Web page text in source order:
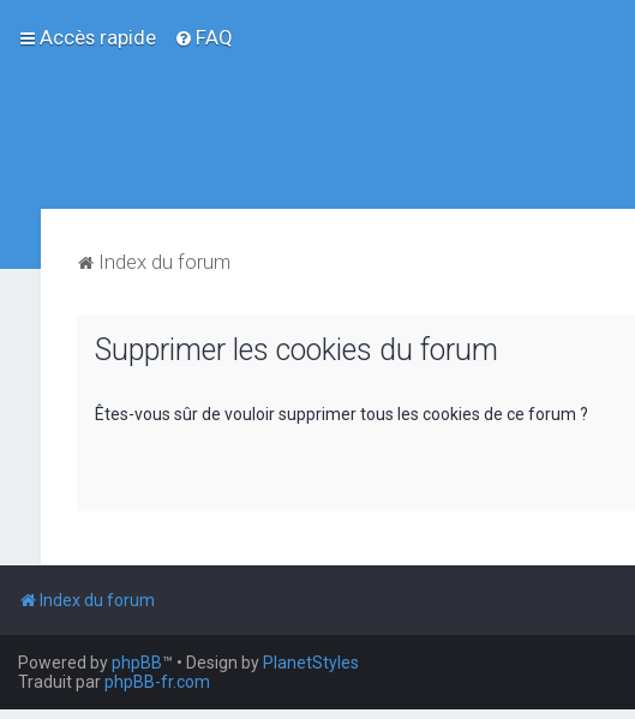
Accès rapide FAQ
Index du forum
Supprimer les cookies du forum
Êtes-vous sûr de vouloir supprimer tous les cookies de ce forum ?
Index du forum
Powered byphpBB™ • Design by PlanetStyles
Traduit parphpBB-fr.com